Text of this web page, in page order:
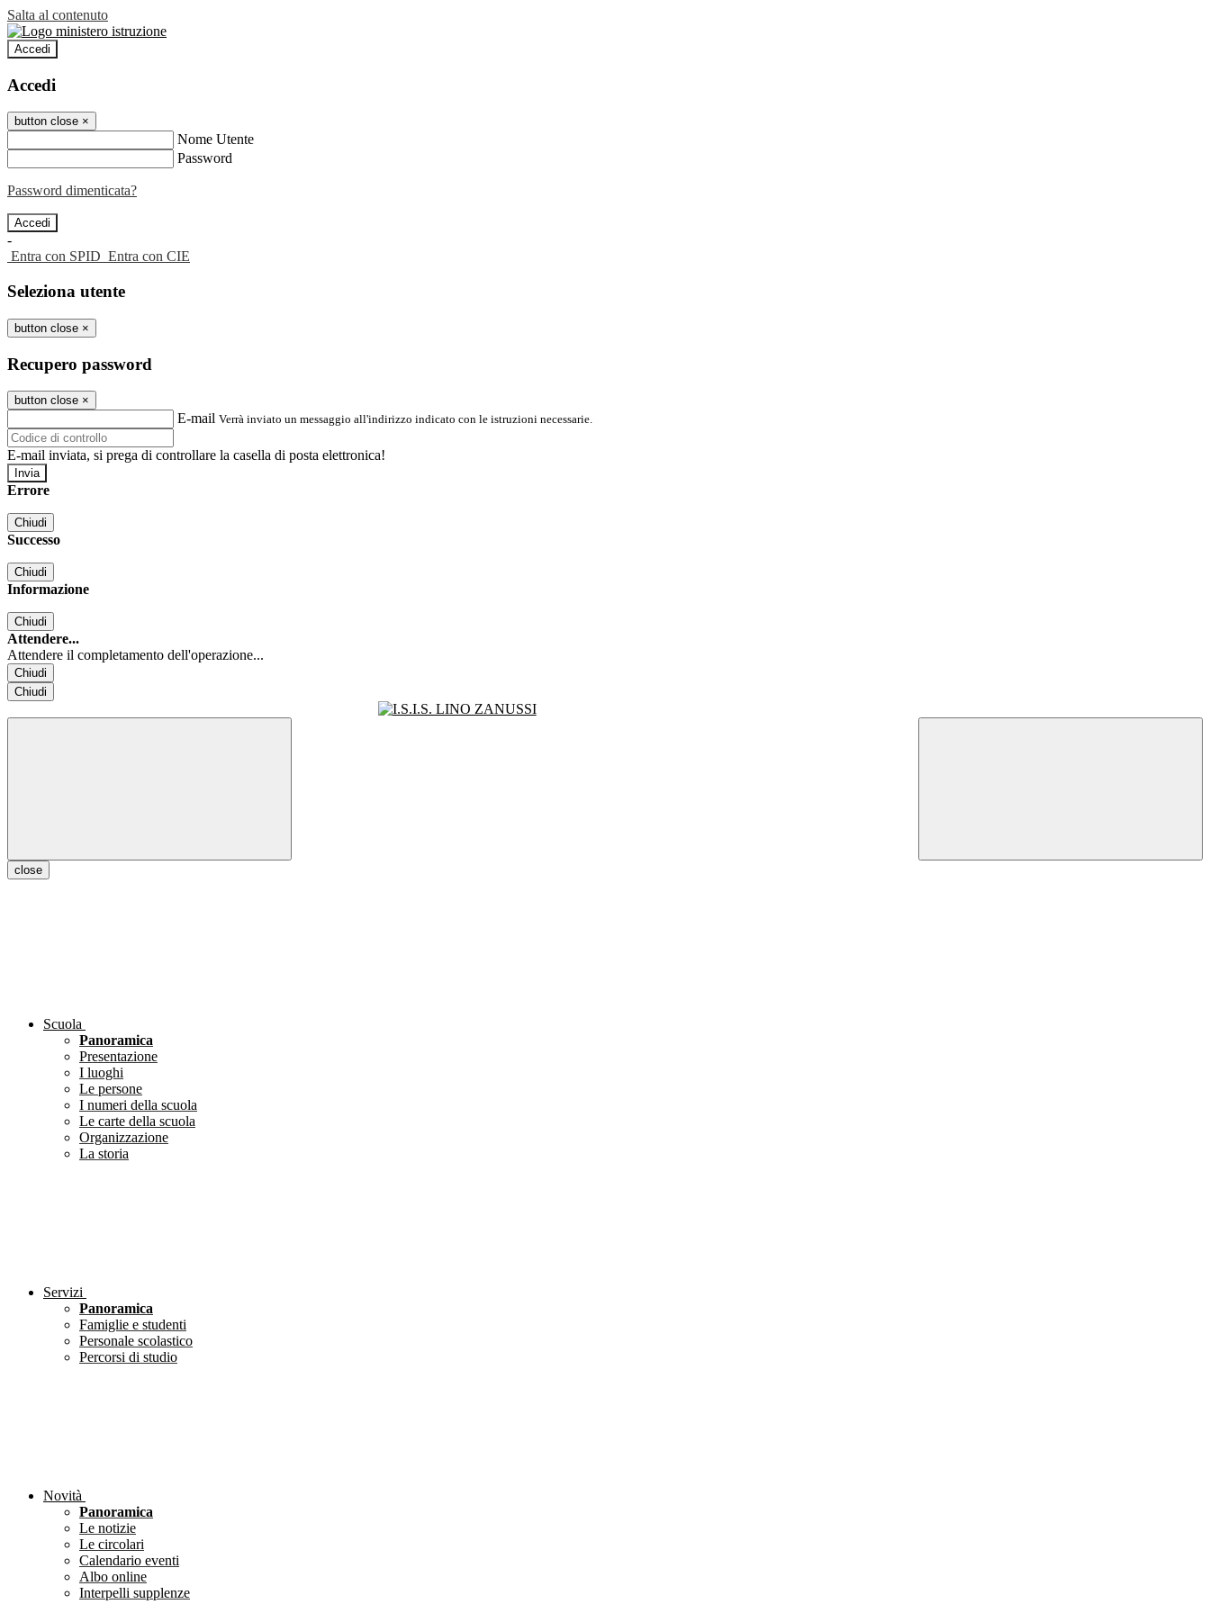
Salta al contenuto
Accedi
Accedi
button close ×
Nome Utente
Password
Password dimenticata?
-
Entra con SPID Entra con CIE
Seleziona utente
button close ×
Recupero password
button close ×
E-mail Verrà inviato un messaggio all'indirizzo indicato con le istruzioni necessarie.
E-mail inviata, si prega di controllare la casella di posta elettronica!
Errore
Chiudi
Successo
Chiudi
Informazione
Chiudi
Attendere...
Attendere il completamento dell'operazione...
Chiudi
Chiudi
close
Scuola
Panoramica
Presentazione
I luoghi
Le persone
I numeri della scuola
Le carte della scuola
Organizzazione
La storia
Servizi
Panoramica
Famiglie e studenti
Personale scolastico
Percorsi di studio
Novità
Panoramica
Le notizie
Le circolari
Calendario eventi
Albo online
Interpelli supplenze